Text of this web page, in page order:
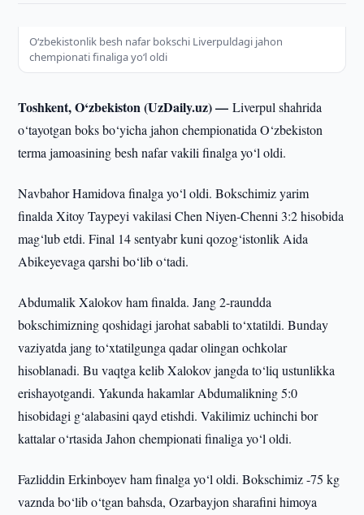
O‘zbekistonlik besh nafar bokschi Liverpuldagi jahon
chempionati finaliga yo‘l oldi
Toshkent, O‘zbekiston (UzDaily.uz) —Liverpul shahrida
o‘tayotgan boks bo‘yicha jahon chempionatida O‘zbekiston
terma jamoasining besh nafar vakili finalga yo‘l oldi.
Navbahor Hamidova finalga yo‘l oldi. Bokschimiz yarim
finalda Xitoy Taypeyi vakilasi Chen Niyen-Chenni 3:2 hisobida
mag‘lub etdi. Final 14 sentyabr kuni qozog‘istonlik Aida
Abikeyevaga qarshi bo‘lib o‘tadi.
Abdumalik Xalokov ham finalda. Jang 2-raundda
bokschimizning qoshidagi jarohat sababli to‘xtatildi. Bunday
vaziyatda jang to‘xtatilgunga qadar olingan ochkolar
hisoblanadi. Bu vaqtga kelib Xalokov jangda to‘liq ustunlikka
erishayotgandi. Yakunda hakamlar Abdumalikning 5:0
hisobidagi g‘alabasini qayd etishdi. Vakilimiz uchinchi bor
kattalar o‘rtasida Jahon chempionati finaliga yo‘l oldi.
Fazliddin Erkinboyev ham finalga yo‘l oldi. Bokschimiz -75 kg
vaznda bo‘lib o‘tgan bahsda, Ozarbayjon sharafini himoya